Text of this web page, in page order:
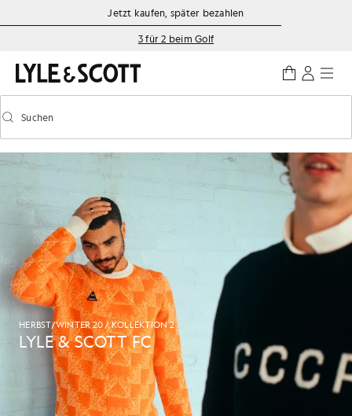
Zum Hauptinhalt springen
Informationen zur Barrierefreiheit
Jetzt kaufen, später bezahlen
3 für 2 beim Golf
Vorausschauende Suche ein-/ausschalten
Suchen
HERBST/WINTER 20 / KOLLEKTION 2
LYLE & SCOTT FC